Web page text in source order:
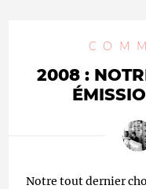
2008 :
Notre tout dernier